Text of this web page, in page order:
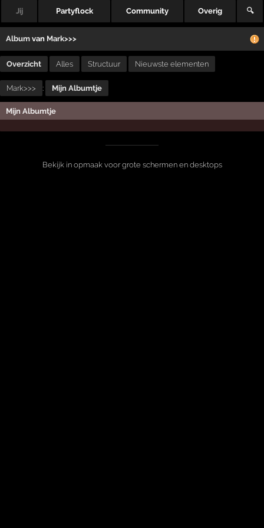
Jij Partyflock Community Overig 🔍
Album van Mark>>>
Overzicht Alles Structuur Nieuwste elementen
Mark>>> : Mijn Albumtje
Mijn Albumtje
Bekijk in opmaak voor grote schermen en desktops